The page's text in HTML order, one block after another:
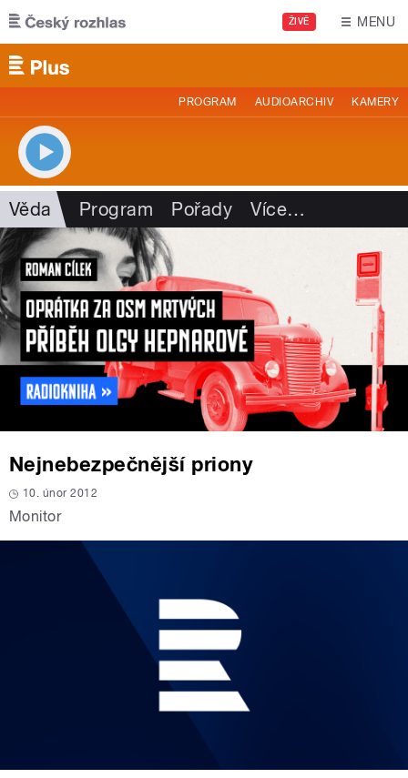
Přejít k hlavnímu obsahu
ŽIVĚ MENU
PROGRAM AUDIOARCHIV KAMERY
Věda Program Pořady Více…
Nejnebezpečnější priony
10. únor 2012
Monitor